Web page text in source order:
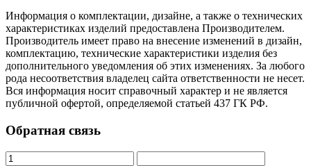
Информация о комплектации, дизайне, а также о технических
характеристиках изделий предоставлена Производителем.
Производитель имеет право на внесение изменений в дизайн,
комплектацию, технические характеристики изделия без
дополнительного уведомления об этих изменениях. За любого
рода несоответствия владелец сайта ответственности не несет.
Вся информация носит справочный характер и не является
публичной офертой, определяемой статьей 437 ГК РФ.
Обратная связь